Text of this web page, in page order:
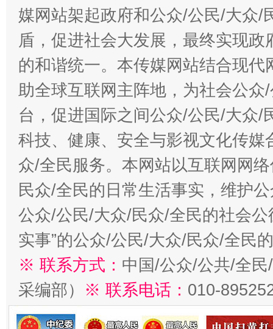
媒网站架起政府和公众/公民/大众/
盾，促进社会大发展，最终实现
的和谐统一。本传媒网站结合现
助全球互联网主阵地，为社会公
台，促进国际之间公众/公民/大众/
科技、健康、安全与影视文化传
众/全民服务。本网站以互联网网
民众/全民的日常生活事实，维护
公众/公民/大众/民众/全民的社会公
实事”的公众/公民/大众/民众/全民
※ 联系方式： 中国/公众/公共/全
采编部） ※ 联系电话： 010-